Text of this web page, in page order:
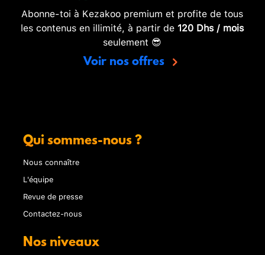
Abonne-toi à Kezakoo premium et profite de tous
les contenus en illimité, à partir de 120 Dhs / mois
seulement 😎
Voir nos offres
Qui sommes-nous ?
Nous connaître
L'équipe
Revue de presse
Contactez-nous
Nos niveaux